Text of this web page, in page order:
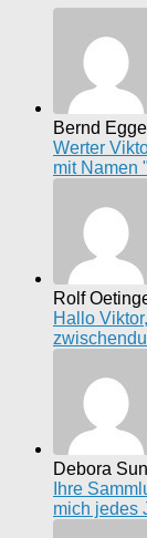
Bernd
Werter
mit Namen
Rolf
Hallo
Debora
Ihre
mich jedes